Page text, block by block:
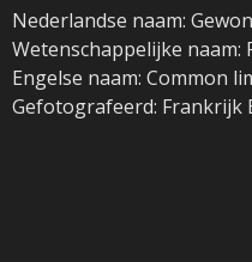
Nederlandse naam:
Wetenschappelijke naam:
Engelse naam: Common
Gefotografeerd: Frankrijk